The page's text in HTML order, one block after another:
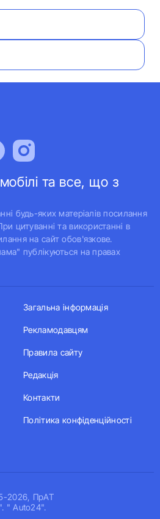
та все, що з
будь-яких матеріалів посилання
цитуванні та використанні в
на сайт обов'язкове.
публікуються на правах
2026, ПрАТ
" Auto24".
Загальна інформація
Рекламодавцям
Правила сайту
Редакція
Контакти
Політика конфіденційності